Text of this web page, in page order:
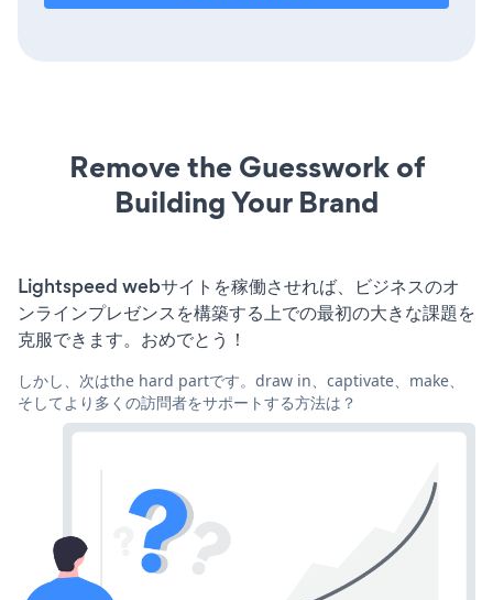
Remove the Guesswork of
Building Your Brand
Lightspeed webサイトを稼働させれば、ビジネスのオ
ンラインプレゼンスを構築する上での最初の大きな課題を
克服できます。おめでとう！
しかし、次はthe hard partです。draw in、captivate、make、
そしてより多くの訪問者をサポートする方法は？